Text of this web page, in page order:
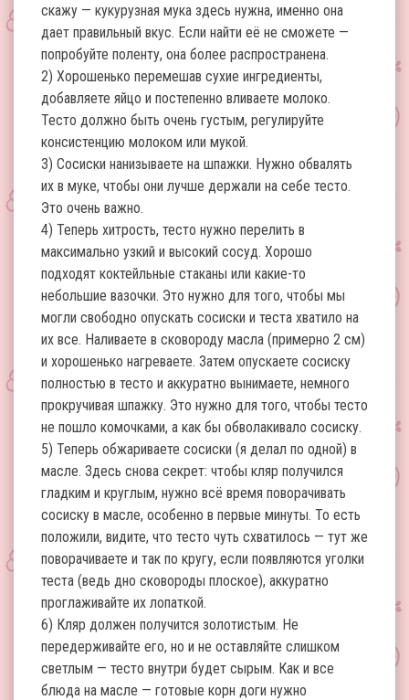
скажу — кукурузная мука здесь нужна, именно она
дает правильный вкус. Если найти её не сможете —
попробуйте поленту, она более распространена.
2) Хорошенько перемешав сухие ингредиенты,
добавляете яйцо и постепенно вливаете молоко.
Тесто должно быть очень густым, регулируйте
консистенцию молоком или мукой.
3) Сосиски нанизываете на шпажки. Нужно обвалять
их в муке, чтобы они лучше держали на себе тесто.
Это очень важно.
4) Теперь хитрость, тесто нужно перелить в
максимально узкий и высокий сосуд. Хорошо
подходят коктейльные стаканы или какие-то
небольшие вазочки. Это нужно для того, чтобы мы
могли свободно опускать сосиски и теста хватило на
их все. Наливаете в сковороду масла (примерно 2 см)
и хорошенько нагреваете. Затем опускаете сосиску
полностью в тесто и аккуратно вынимаете, немного
прокручивая шпажку. Это нужно для того, чтобы тесто
не пошло комочками, а как бы обволакивало сосиску.
5) Теперь обжариваете сосиски (я делал по одной) в
масле. Здесь снова секрет: чтобы кляр получился
гладким и круглым, нужно всё время поворачивать
сосиску в масле, особенно в первые минуты. То есть
положили, видите, что тесто чуть схватилось — тут же
поворачиваете и так по кругу, если появляются уголки
теста (ведь дно сковороды плоское), аккуратно
проглаживайте их лопаткой.
6) Кляр должен получится золотистым. Не
передерживайте его, но и не оставляйте слишком
светлым — тесто внутри будет сырым. Как и все
блюда на масле — готовые корн доги нужно